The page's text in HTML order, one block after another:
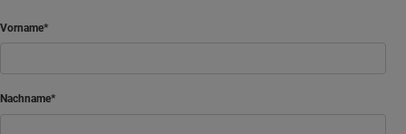
Vorname
Nachname